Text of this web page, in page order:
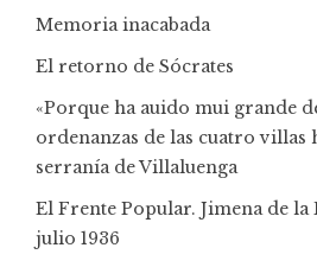
Memoria inacabada
El retorno de Sócrates
«Porque ha auido mui grande
ordenanzas de las cuatro villas
serranía de Villaluenga
El Frente Popular. Jimena de
julio 1936